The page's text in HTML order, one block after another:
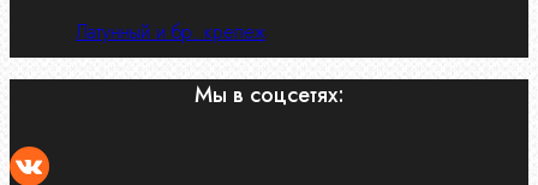
Латунный и бр. крепеж
Мы в соцсетях: